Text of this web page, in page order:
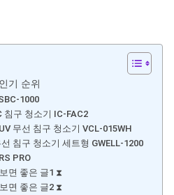
기 순위
1000
침구 청소기 IC-FAC2
무선 침구 청소기 VCL-015WH
침구 청소기 세트형 GWELL-1200
PRO
면 좋은 글1 ⧗
면 좋은 글2 ⧗